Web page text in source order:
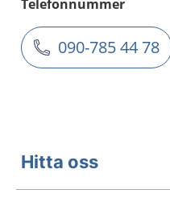
Telefonnummer
090-785 44 78
Hitta oss